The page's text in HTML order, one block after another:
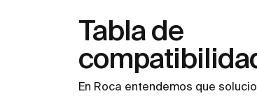
Tabla de
En Roca entendemos que